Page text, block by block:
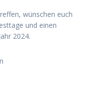
wünschen euch
und einen
2024.